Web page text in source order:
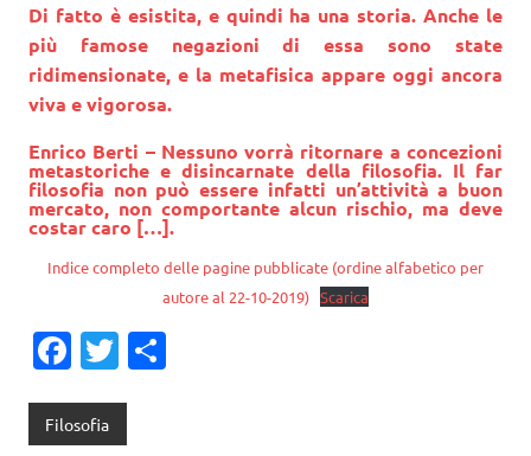
Di fatto è esistita, e quindi ha una storia. Anche le
più famose negazioni di essa sono state
ridimensionate, e la metafisica appare oggi ancora
viva e vigorosa.
Enrico Berti – Nessuno vorrà ritornare a concezioni
metastoriche e disincarnate della filosofia. Il far
filosofia non può essere infatti un’attività a buon
mercato, non comportante alcun rischio, ma deve
costar caro […].
Indice completo delle pagine pubblicate (ordine alfabetico per
autore al 22-10-2019) Scarica
Fa
e
T
Filosofia